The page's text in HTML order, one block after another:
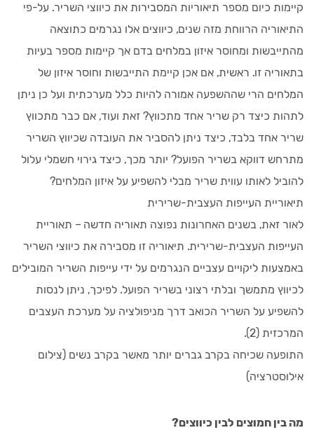
קיימות כיום מספר תיאוריות המסבירות את כיווצי השריר. על-פי
התיאוריה הרווחת מזה שנים, כיווצים אלו נגרמים כתוצאה
מהתייבשות ומחוסר איזון במלחים בדם אך קיימות מספר בעיות
בתאוריה זו. ראשית, אם אכן קיימת התייבשות וחוסר איזון של
המלחים הרי שההשפעה אמורה להיות כלל מערכתית ועל כן ניתן
לתהות כיצד רק שריר אחד מתכווץ? זאת ועוד, אם כבר מתכווץ
שריר אחד בלבד, כיצד ניתן להסביר את העובדה שכיווץ השריר
מתרחש דווקא בשריר הפועל? יותר מכך, כיצד גירוי חשמלי עלול
להוביל לאותו עווית שריר מבלי להשפיע על איזון המלחים?
תיאוריית העייפות העצבית-שרירית
לאור זאת, בשנים האחרונות נפוצה תאוריה חדשה – תאוריית
העייפות העצבית-שרירית. תיאוריה זו מסבירה את כיווצי השריר
באמצעות ליקויים עצביים הנגרמים על ידי עייפות השריר המובילים
לכיווץ מתמשך ובלתי רצוני בשריר הפועל. לפיכך, ניתן לנסות
להשפיע על השריר הכואב דרך מניפולציה על מערכת העצבים
המרכזית (2).
התופעה שכיחה בקרב גברים יותר מאשר בקרב נשים (צילום
אילוסטרציה)
מה בין חמוצים לבין כיווצים?